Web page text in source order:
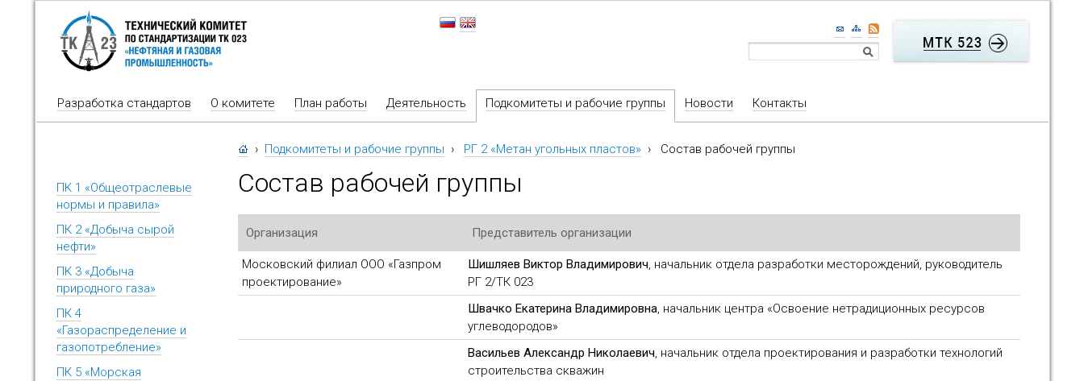
Разработка стандартов О комитете План работы Деятельность Подкомитеты и рабочие группы Новости Контакты
› Подкомитеты и рабочие группы › РГ 2 «Метан угольных пластов» › Состав рабочей группы
ПК 1 «Общеотраслевые
нормы и правила»
ПК 2 «Добыча сырой
нефти»
ПК 3 «Добыча
природного газа»
ПК 4
«Газораспределение и
газопотребление»
ПК 5 «Морская
Состав рабочей группы
Организация Представитель организации
Московский филиал ООО «Газпром
проектирование»
Шишляев Виктор Владимирович, начальник отдела разработки месторождений, руководитель
РГ 2/ТК 023
Швачко Екатерина Владимировна, начальник центра «Освоение нетрадиционных ресурсов
углеводородов»
Васильев Александр Николаевич, начальник отдела проектирования и разработки технологий
строительства скважин